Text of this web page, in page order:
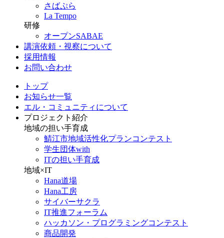
さばぷら
La Tempo
研修
オープンSABAE
講演依頼・視察について
採用情報
お問い合わせ
トップ
お知らせ一覧
エル・コミュニティについて
プロジェクト紹介
地域の担い手育成
鯖江市地域活性化プランコンテスト
学生団体with
ITの担い手育成
地域×IT
Hana道場
Hana工房
サイバーサクラ
IT推進フォーラム
ハッカソン・プログラミングコンテスト
商品開発